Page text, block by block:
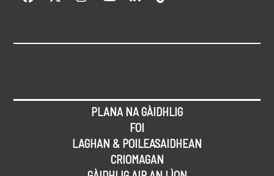
PLANA NA GÀIDHLIG
FOI
LAGHAN & POILEASAIDHEAN
CRIOMAGAN